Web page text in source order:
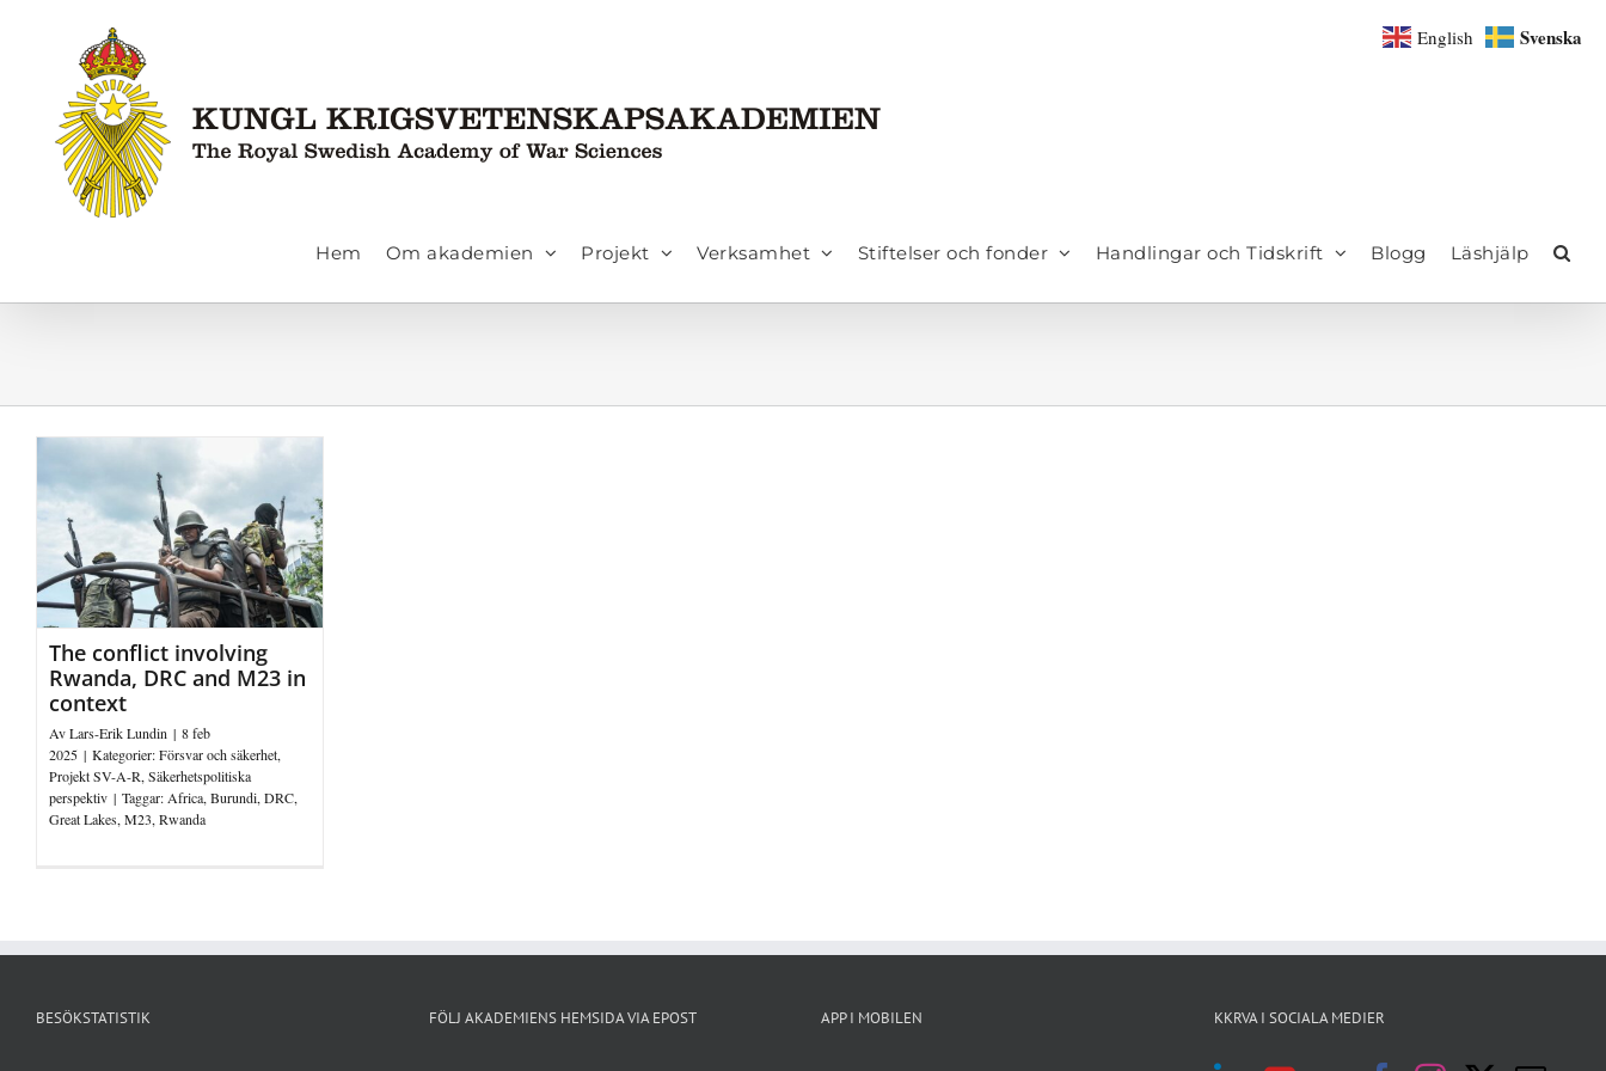
innehållet
Hem Om akademien Projekt Verksamhet Stiftelser och fonder Handlingar och Tidskrift Blogg Läshjälp
The conflict involving
Rwanda, DRC and M23 in
context
AvLars-Erik Lundin | 8 feb
2025 | Kategorier:Försvar och säkerhet,
Projekt SV-A-R,Säkerhetspolitiska
perspektiv | Taggar:Africa,Burundi,DRC,
Great Lakes,M23,Rwanda
BESÖKSTATISTIK FÖLJ AKADEMIENS HEMSIDA VIA EPOST APP I MOBILEN KKRVA I SOCIALA MEDIER
English Svenska